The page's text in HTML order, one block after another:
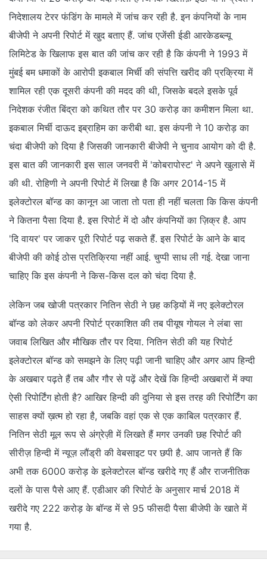
निदेशालय टेरर फंडिंग के मामले में जांच कर रही है. इन कंपनियों के नाम
बीजेपी ने अपनी रिपोर्ट में खुद बताए हैं. जांच एजेंसी ईडी आरकेडब्ल्यू
लिमिटेड के खिलाफ इस बात की जांच कर रही है कि कंपनी ने 1993 में
मुंबई बम धमाकों के आरोपी इकबाल मिर्ची की संपत्ति खरीद की प्रक्रिया में
शामिल रही एक दूसरी कंपनी की मदद की थी, जिसके बदले इसके पूर्व
निदेशक रंजीत बिंद्रा को कथित तौर पर 30 करोड़ का कमीशन मिला था.
इकबाल मिर्ची दाऊद इब्राहिम का करीबी था. इस कंपनी ने 10 करोड़ का
चंदा बीजेपी को दिया है जिसकी जानकारी बीजेपी ने चुनाव आयोग को दी है.
इस बात की जानकारी इस साल जनवरी में 'कोबरापोस्ट' ने अपने खुलासे में
की थी. रोहिणी ने अपनी रिपोर्ट में लिखा है कि अगर 2014-15 में
इलेक्टोरल बॉन्ड का कानून आ जाता तो पता ही नहीं चलता कि किस कंपनी
ने कितना पैसा दिया है. इस रिपोर्ट में दो और कंपनियों का ज़िक्र है. आप
'दि वायर' पर जाकर पूरी रिपोर्ट पढ़ सकते हैं. इस रिपोर्ट के आने के बाद
बीजेपी की कोई ठोस प्रतिक्रिया नहीं आई. चुप्पी साध ली गई. देखा जाना
चाहिए कि इस कंपनी ने किस-किस दल को चंदा दिया है.
लेकिन जब खोजी पत्रकार नितिन सेठी ने छह कड़ियों में नए इलेक्टोरल
बॉन्ड को लेकर अपनी रिपोर्ट प्रकाशित की तब पीयूष गोयल ने लंबा सा
जवाब लिखित और मौखिक तौर पर दिया. नितिन सेठी की यह रिपोर्ट
इलेक्टोरल बॉन्ड को समझने के लिए पढ़ी जानी चाहिए और अगर आप हिन्दी
के अखबार पढ़ते हैं तब और गौर से पढ़ें और देखें कि हिन्दी अखबारों में क्या
ऐसी रिपोर्टिंग होती है? आखिर हिन्दी की दुनिया से इस तरह की रिपोर्टिंग का
साहस क्यों ख़त्म हो रहा है, जबकि वहां एक से एक काबिल पत्रकार हैं.
नितिन सेठी मूल रूप से अंग्रेज़ी में लिखते हैं मगर उनकी छह रिपोर्ट की
सीरीज़ हिन्दी में न्यूज़ लौंड्री की वेबसाइट पर छपी है. आप जानते हैं कि
अभी तक 6000 करोड़ के इलेक्टोरल बॉन्ड खरीदे गए हैं और राजनीतिक
दलों के पास पैसे आए हैं. एडीआर की रिपोर्ट के अनुसार मार्च 2018 में
खरीदे गए 222 करोड़ के बॉन्ड में से 95 फीसदी पैसा बीजेपी के खाते में
गया है.